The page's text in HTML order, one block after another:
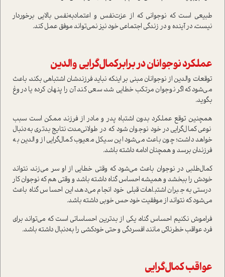
طبيعي است كه نوجواني كه از عزت‌نفس و اعتماد‌به‌نفس بالايي برخوردار
نيست، در آينده و در زندگي اجتماعي خود نيز نمي‌تواند موفق‌ عمل كند.
عملكرد نوجوانان در برابركمال‌گرايي والدين
‌توقعات والدین از نوجوانان مبني بر اينکه نباید فرزندشان اشتباهی بكند، باعث
مي‌شود كه اگر نوجوان مرتكب خطایی شد، سعی كند آن را پنهان كرده يا دروغ
بگويد.
همچنین توقع عملكرد بدون اشتباه پدر و مادر از فرزند ممکن است سبب
نوعی کمال‌گرایی در خود نوجوان شود که در طولانی‌مدت نتايج بدتري به‌دنبال
خواهد داشت؛ چون باعث مي‌شود اين سيكل معيوب كمال‌گرايي از والدين به
فرزندان برسد و همچنان ادامه داشته باشد.
کمال‌طلبی در نوجوان باعث می‌شود كه وقتی خطايي از او سر مي‌زند، نتواند
خودش را ببخشد و هميشه احساس گناه داشته باشد و وقتي هم كه نوجوان كار
درستي به جبران اشتباهات قبلي خود انجام مي‌دهد، اين احساس گناه باعث
مي‌شود كه نتواند از موفقيت خود حس خوبي داشته باشد.
فراموش نكنيم احساس گناه، يكي از بدترين احساساتي است كه مي‌تواند براي
فرد عواقب خطرناكي مانند افسردگی و حتی خودکشی را به‌دنبال داشته باشد.
عواقب كمال‌گرايي